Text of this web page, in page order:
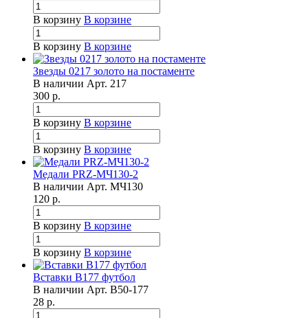
В корзину В корзине
В корзину В корзине
Звезды 0217 золото на постаменте
В наличии Арт. 217
300 р.
В корзину В корзине
В корзину В корзине
Медали PRZ-МЧ130-2
В наличии Арт. МЧ130
120 р.
В корзину В корзине
В корзину В корзине
Вставки B177 футбол
В наличии Арт. B50-177
28 р.